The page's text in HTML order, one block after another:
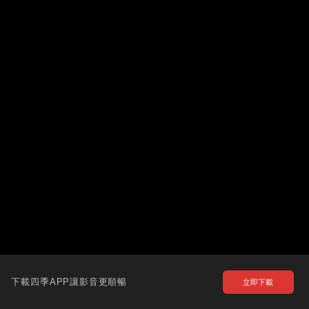
下載四季APP讓影音更順暢 立即下載